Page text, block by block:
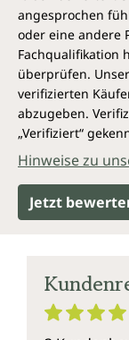
angesprochen
oder eine andere
Fachqualifikation
überprüfen.
verifizierten
abzugeben.
„Verifiziert“
Hinweise zu
Jetzt